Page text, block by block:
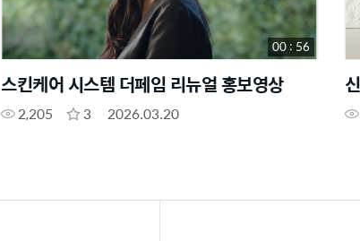
스킨케어 시스템 더페임 리뉴얼 홍보영상
2,205 3 2026.03.20
00 : 56